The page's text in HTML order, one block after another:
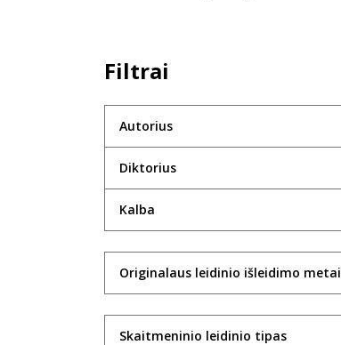
Filtrai
Autorius
Diktorius
Kalba
Originalaus leidinio išleidimo metai
Skaitmeninio leidinio tipas